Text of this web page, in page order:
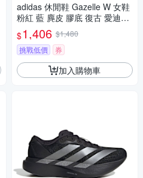
adidas 休閒鞋 Gazelle W 女鞋
粉紅 藍 麂皮 膠底 復古 愛迪達
JH7213
$1,406 $1,480
挑戰低價
券
加入購物車